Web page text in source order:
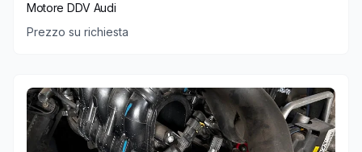
Motore DDV Audi
Prezzo su richiesta